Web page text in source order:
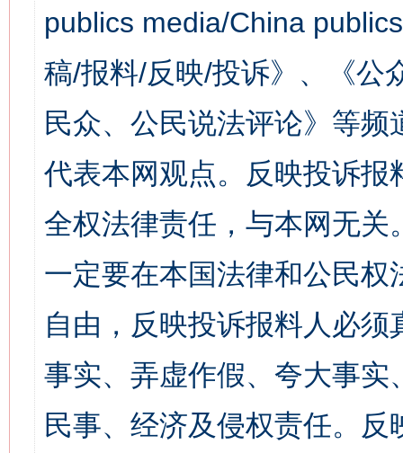
publics media/China
稿/报料/反映/投诉》、《公
民众、公民说法评论》等
代表本网观点。反映投诉
全权法律责任，与本网无
一定要在本国法律和公民
自由，反映投诉报料人必
事实、弄虚作假、夸大事
民事、经济及侵权责任。